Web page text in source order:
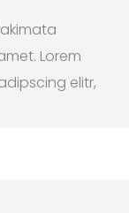
Lorem
elitr,